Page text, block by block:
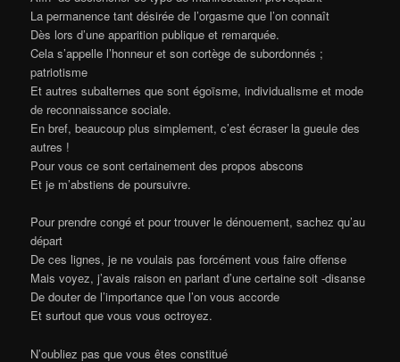
La permanence tant désirée de l’orgasme que l’on connaît
Dès lors d’une apparition publique et remarquée.
Cela s’appelle l’honneur et son cortège de subordonnés ;
patriotisme
Et autres subalternes que sont égoïsme, individualisme et mode
de reconnaissance sociale.
En bref, beaucoup plus simplement, c’est écraser la gueule des
autres !
Pour vous ce sont certainement des propos abscons
Et je m’abstiens de poursuivre.
Pour prendre congé et pour trouver le dénouement, sachez qu’au
départ
De ces lignes, je ne voulais pas forcément vous faire offense
Mais voyez, j’avais raison en parlant d’une certaine soit -disanse
De douter de l’importance que l’on vous accorde
Et surtout que vous vous octroyez.
N’oubliez pas que vous êtes constitué